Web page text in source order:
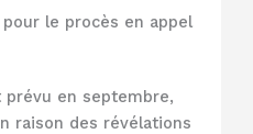
le procès en appel
en septembre,
raison des révélations